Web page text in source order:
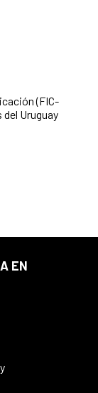
(FIC-
Uruguay
EN